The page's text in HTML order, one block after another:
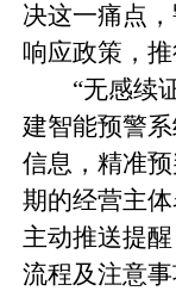
决这一痛点
响应政策，推
“无感续证
建智能预警
信息，精准
期的经营主
主动推送提
流程及注意